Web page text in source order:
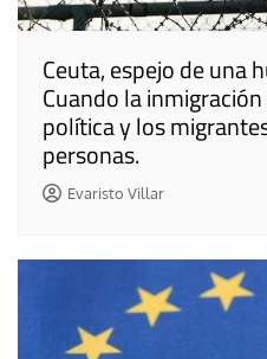
Ceuta, espejo de una
Cuando la
política y los
personas.
Evaristo Villar